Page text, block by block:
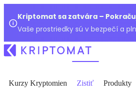
Kriptomat sa zatvára –
Vaše prostriedky sú v bezpečí a
Kurzy Kryptomien Zistiť Produkty